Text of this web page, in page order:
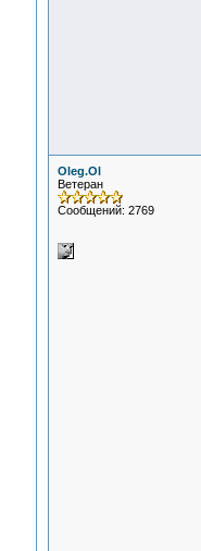
Oleg.Ol
Ветеран
Сообщений: 2769